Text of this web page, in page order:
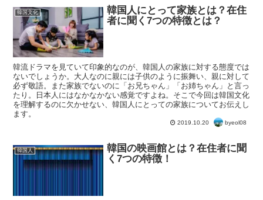
韓国文化
韓国人にとって家族とは？在住
者に聞く7つの特徴とは？
韓流ドラマを見ていて印象的なのが、韓国人の家族に対する態度では
ないでしょうか。大人なのに親には子供のように振舞い、親に対して
必ず敬語。また家族でないのに「お兄ちゃん」「お姉ちゃん」と言っ
たり。日本人にはなかなかない感覚ですよね。そこで今回は韓国文化
を理解するのに欠かせない、韓国人にとっての家族についてお伝えし
ます。
2019.10.20 byeol08
韓国人
韓国の映画館とは？在住者に聞
く7つの特徴！